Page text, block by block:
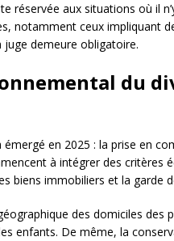
réservée aux situations où il
notamment ceux impliquant
demeure obligatoire.
du
en 2025 : la prise en
à intégrer des critères
biens immobiliers et la garde
des domiciles des
enfants. De même, la